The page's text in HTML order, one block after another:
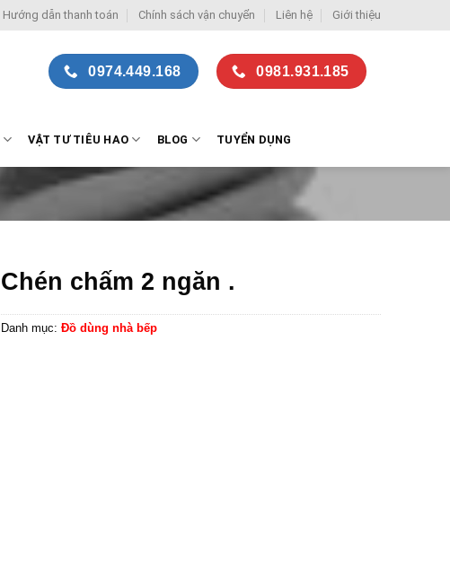
Hướng dẫn thanh toán Chính sách vận chuyển Liên hệ Giới thiệu
0974.449.168 0981.931.185
VẬT TƯ TIÊU HAO BLOG TUYỂN DỤNG
Chén chấm 2 ngăn .
Danh mục: Đồ dùng nhà bếp